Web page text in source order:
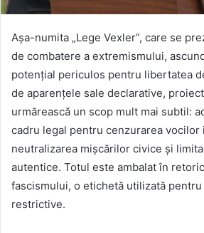
Așa-numita „Lege Vexler”, care se
de combatere a extremismului,
potențial periculos pentru libertatea
de aparențele sale declarative,
urmărească un scop mult mai subtil:
cadru legal pentru cenzurarea vocilor
neutralizarea mișcărilor civice și
autentice. Totul este ambalat în
fascismului, o etichetă utilizată
restrictive.